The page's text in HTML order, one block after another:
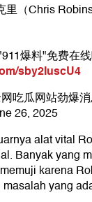
里（Chris
爆料"免费在线
sby2IuscU4
吃瓜网站劲爆
26, 2025
alat vital
Banyak yang
karena
yang